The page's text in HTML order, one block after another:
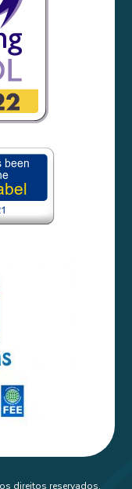
direitos reservados.